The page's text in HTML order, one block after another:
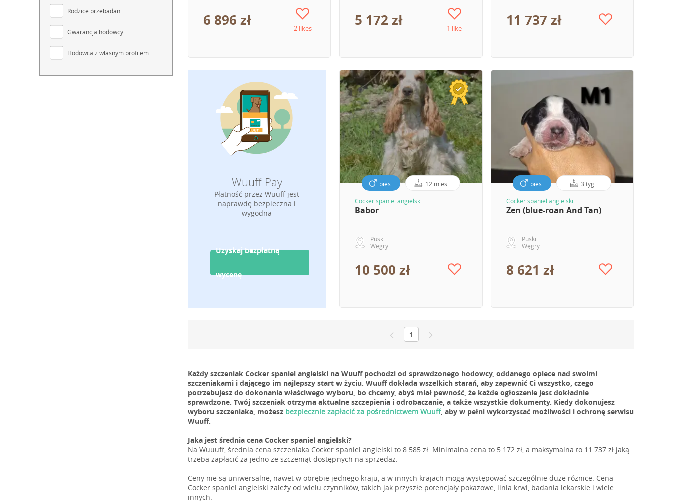
Rodzice przebadani
Gwarancja hodowcy
Hodowca z własnym profilem
6 896 zł 2 likes 5 172 zł 1 like 11 737 zł
Wuuff Pay
Płatność przez Wuuff jest
naprawdę bezpieczna i
wygodna
Uzyskaj bezpłatną
wycenę
pies 12 mies.
Cocker spaniel angielski
Babor
Püski
Węgry
10 500 zł
pies 3 tyg.
Cocker spaniel angielski
Zen (blue-roan And Tan)
Püski
Węgry
8 621 zł
1
Każdy szczeniak Cocker spaniel angielski na Wuuff pochodzi od sprawdzonego hodowcy, oddanego opiece nad swoimi
szczeniakami i dającego im najlepszy start w życiu. Wuuff dokłada wszelkich starań, aby zapewnić Ci wszystko, czego
potrzebujesz do dokonania właściwego wyboru, bo chcemy, abyś miał pewność, że każde ogłoszenie jest dokładnie
sprawdzone. Twój szczeniak otrzyma aktualne szczepienia i odrobaczanie, a także wszystkie dokumenty. Kiedy dokonujesz
wyboru szczeniaka, możesz bezpiecznie zapłacić za pośrednictwem Wuuff, aby w pełni wykorzystać możliwości i ochronę serwisu
Wuuff.
Jaka jest średnia cena Cocker spaniel angielski?
Na Wuuuff, średnia cena szczeniaka Cocker spaniel angielski to 8 585 zł. Minimalna cena to 5 172 zł, a maksymalna to 11 737 zł jaką
trzeba zapłacić za jedno ze szczeniąt dostępnych na sprzedaż.
Ceny nie są uniwersalne, nawet w obrębie jednego kraju, a w innych krajach mogą występować szczególnie duże różnice. Cena
Cocker spaniel angielski zależy od wielu czynników, takich jak przyszłe potencjały pokazowe, linia krwi, badania lekarskie i wiele
innych.